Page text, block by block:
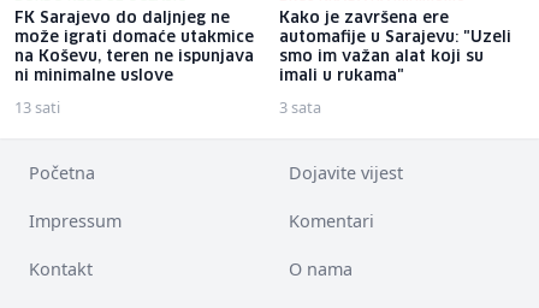
FK Sarajevo do daljnjeg ne
može igrati domaće utakmice
na Koševu, teren ne ispunjava
ni minimalne uslove
13 sati
Kako je završena ere
automafije u Sarajevu: "Uzeli
smo im važan alat koji su
imali u rukama"
3 sata
Početna Dojavite vijest
Impressum Komentari
Kontakt O nama